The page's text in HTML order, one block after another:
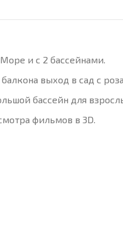
и с 2 бассейнами.
выход в сад с
бассейн для
фильмов в 3D.